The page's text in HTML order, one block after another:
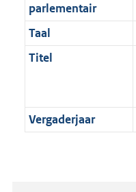
parlementair
Taal
Titel
Vergaderjaar